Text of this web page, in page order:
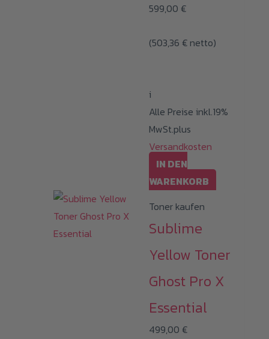
599,00 €
(503,36 € netto)
i
Alle Preise inkl.19%
MwSt.plus
Versandkosten
IN DEN
WARENKORB
Toner kaufen
Sublime
Yellow Toner
Ghost Pro X
Essential
499,00 €